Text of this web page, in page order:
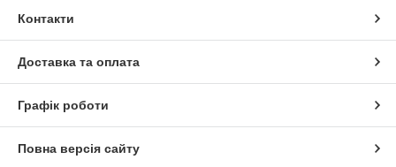
Контакти
Доставка та оплата
Графік роботи
Повна версія сайту